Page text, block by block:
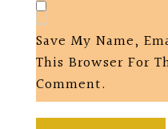
Save My Name,
This Browser For
Comment.